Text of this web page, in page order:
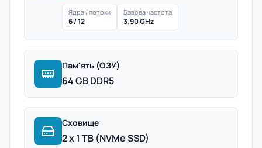
Ядра / потоки
6 / 12
Базова частота
3.90 GHz
Пам'ять (ОЗУ)
64 GB DDR5
Сховище
2 x 1 TB (NVMe SSD)